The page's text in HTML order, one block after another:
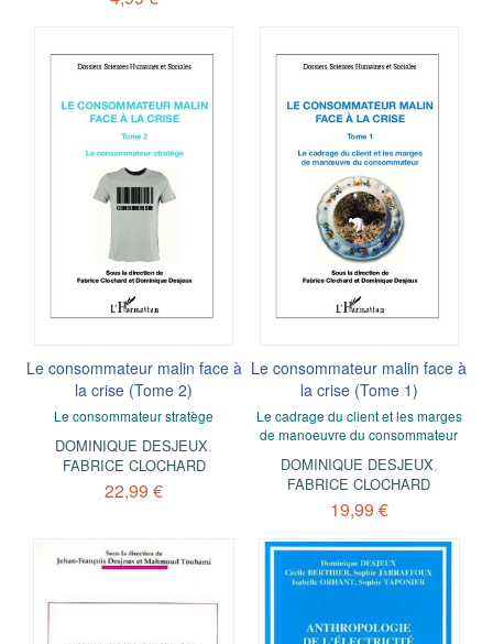
Le consommateur malin face à
la crise (Tome 2)
Le consommateur stratège
DOMINIQUE DESJEUX,
FABRICE CLOCHARD
22,99 €
Le consommateur malin face à
la crise (Tome 1)
Le cadrage du client et les marges
de manoeuvre du consommateur
DOMINIQUE DESJEUX,
FABRICE CLOCHARD
19,99 €